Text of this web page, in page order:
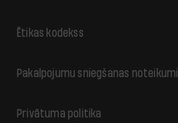
Ētikas kodekss
Pakalpojumu sniegšanas noteikumi
Privātuma politika